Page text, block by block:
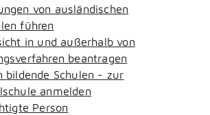
von ausländischen
führen
in und außerhalb von
beantragen
bildende Schulen - zur
anmelden
Person